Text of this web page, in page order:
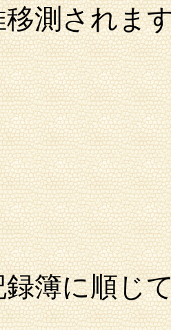
測されま
簿に順じ